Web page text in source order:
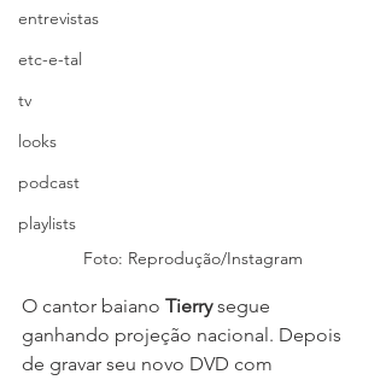
entrevistas
etc-e-tal
tv
looks
podcast
playlists
Foto: Reprodução/Instagram
O cantor baiano Tierry segue
ganhando projeção nacional. Depois
de gravar seu novo DVD com